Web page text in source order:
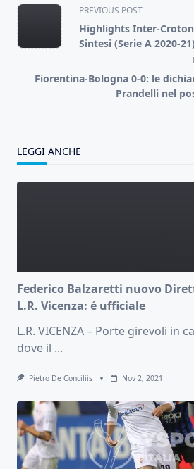
<span
class="nav-
subtitle
reader-
text">Page</span>
PREVIOUS POST
Highlights Inter-
Sintesi (Serie A 2020-21)
Fiorentina-Bologna 0-0: le
Prandelli nel
LEGGI ANCHE
Federico Balzaretti nuovo
L.R. Vicenza: é ufficiale
L.R. VICENZA – Porte girevoli in
dove il ...
Pietro De Conciliis Nov 2, 2021